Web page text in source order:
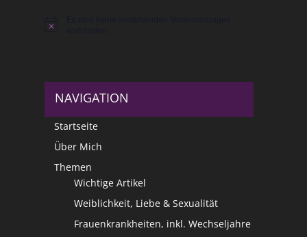
Hinweis
NAVIGATION
Startseite
Über Mich
Themen
Wichtige Artikel
Weiblichkeit, Liebe & Sexualität
Frauenkrankheiten, inkl. Wechseljahre